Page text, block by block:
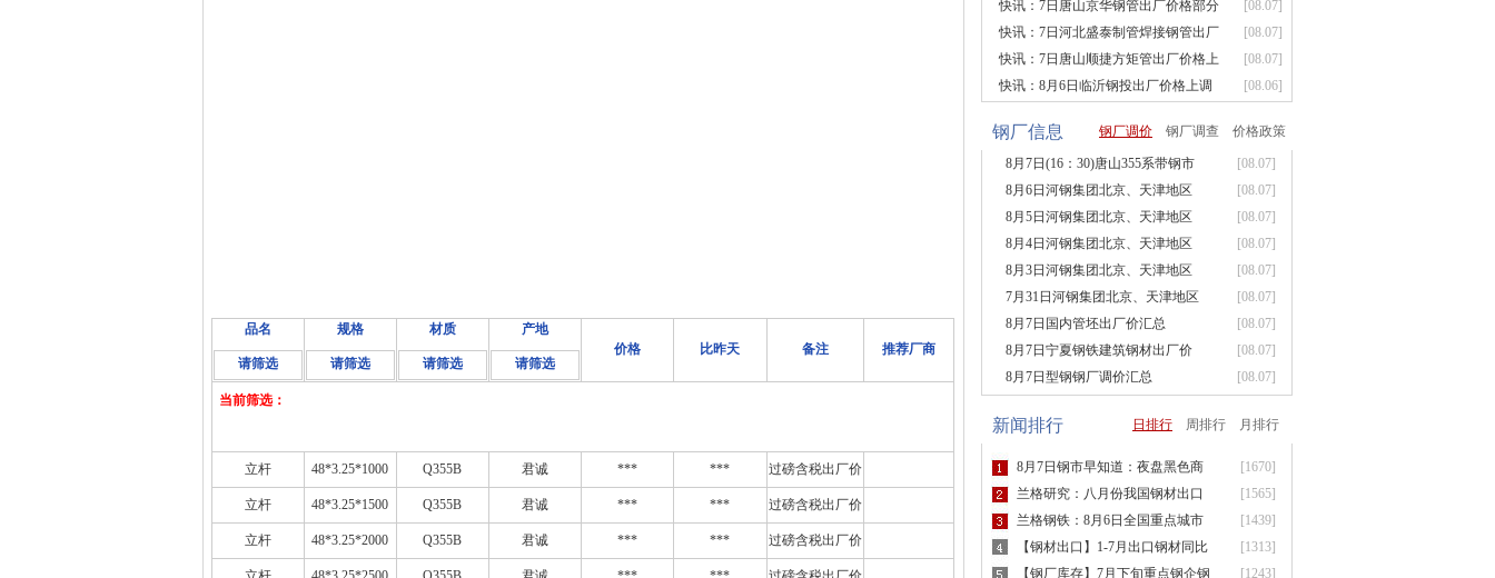
品名
请筛选
规格
请筛选
材质
请筛选
产地
请筛选
价格 比昨天 备注 推荐厂商
当前筛选：
立杆 48*3.25*1000 Q355B 君诚 *** *** 过磅含税出厂价
立杆 48*3.25*1500 Q355B 君诚 *** *** 过磅含税出厂价
立杆 48*3.25*2000 Q355B 君诚 *** *** 过磅含税出厂价